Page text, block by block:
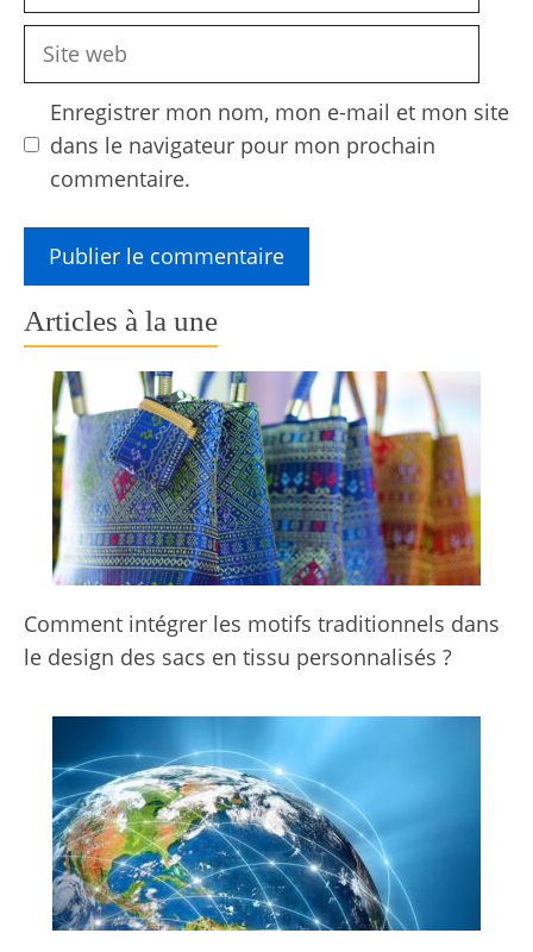
Site
Enregistrer mon nom, mon e-mail et mon site
dans le navigateur pour mon prochain
commentaire.
Articles à la une
Comment intégrer les motifs traditionnels dans
le design des sacs en tissu personnalisés ?